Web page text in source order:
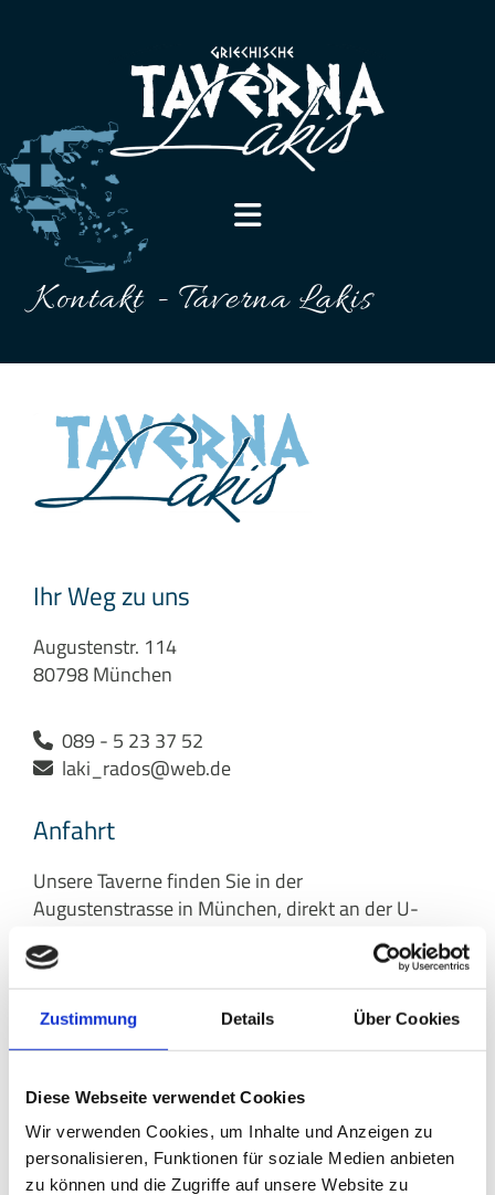
Zustimmung Details Über Cookies
Diese Webseite verwendet Cookies
Wir verwenden Cookies, um Inhalte und Anzeigen zu
personalisieren, Funktionen für soziale Medien anbieten
zu können und die Zugriffe auf unsere Website zu
Kontakt - Taverna Lakis
Ihr Weg zu uns
Augustenstr. 114
80798 München
 089 - 5 23 37 52
 laki_rados@web.de
Anfahrt
Unsere Taverne finden Sie in der
Augustenstrasse in München, direkt an der U-
Öffnungszeiten
Dienstag - Samstag: 16.00 bis 01.00 Uhr
Sonn- und Feiertage: 11.30 bis 01.00 Uhr